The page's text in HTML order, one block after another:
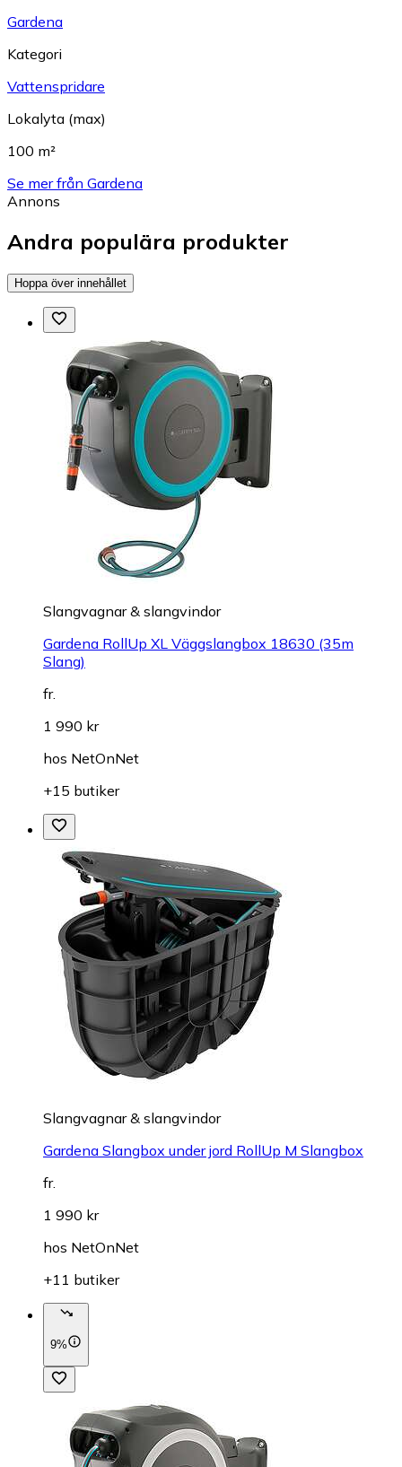
Gardena
Kategori
Vattenspridare
Lokalyta (max)
100 m²
Se mer från Gardena
Annons
Andra populära produkter
Hoppa över innehållet
Slangvagnar & slangvindor
Gardena RollUp XL Väggslangbox 18630 (35m
Slang)
fr.
1 990 kr
hos NetOnNet
+15 butiker
Slangvagnar & slangvindor
Gardena Slangbox under jord RollUp M Slangbox
fr.
1 990 kr
hos NetOnNet
+11 butiker
9%